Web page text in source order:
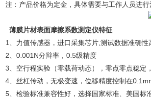
注：产品价格为定金，具体需要与工作人员进行
薄膜片材表面摩擦系数测定仪特征
1、力值传感器，进口采集芯片,测试数据准确性
2、0.001N分辩率，0.5级精度
3、空行程实验（零载荷动态），零点零点稳定
4、丝杠传动，无极变速，位移精度控制在
5、检验标准兼容性好，选择国家标准、美国